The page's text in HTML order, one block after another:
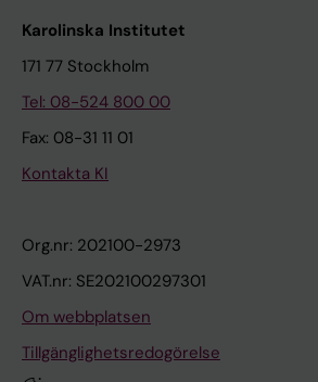
Karolinska Institutet
171 77 Stockholm
Tel: 08-524 800 00
Fax: 08-31 11 01
Kontakta KI
Org.nr: 202100-2973
VAT.nr: SE202100297301
Om webbplatsen
Tillgänglighetsredogörelse